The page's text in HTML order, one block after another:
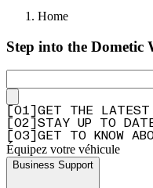
Home
Step into the Dometic
01
GET THE LATEST
02
STAY UP TO
03 GET TO KNOW
Équipez votre véhicule
Business Support